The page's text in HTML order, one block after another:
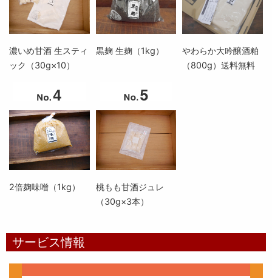
濃いめ甘酒 生スティ
ック（30g×10）
黒麹 生麹（1kg）
やわらか大吟醸酒粕
（800g）送料無料
2倍麹味噌（1kg）
桃もも甘酒ジュレ
（30g×3本）
サービス情報